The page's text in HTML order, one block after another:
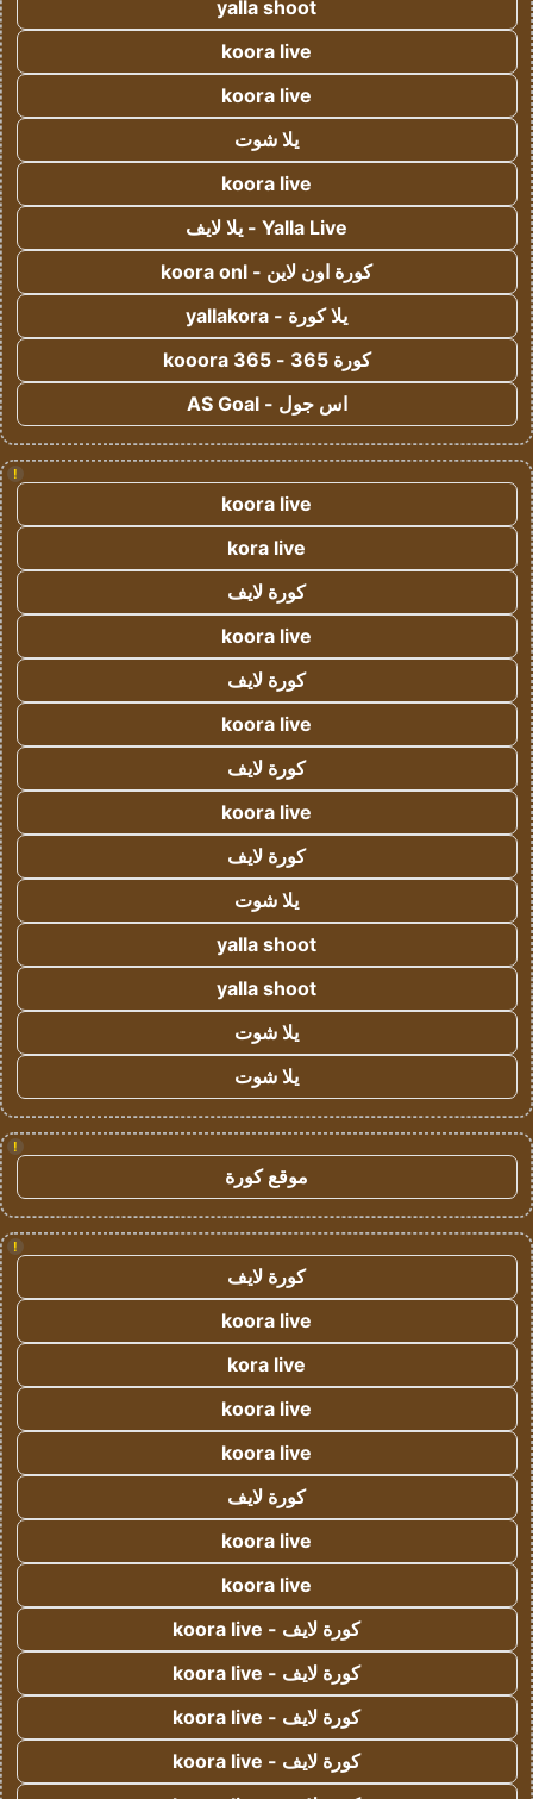
yalla shoot
koora live
koora live
يلا شوت
koora live
Yalla Live - يلا لايف
كورة اون لاين - koora onl
يلا كورة - yallakora
كورة 365 - kooora 365
اس جول - AS Goal
!
koora live
kora live
كورة لايف
koora live
كورة لايف
koora live
كورة لايف
koora live
كورة لايف
يلا شوت
yalla shoot
yalla shoot
يلا شوت
يلا شوت
!
موقع كورة
!
كورة لايف
koora live
kora live
koora live
koora live
كورة لايف
koora live
koora live
كورة لايف - koora live
كورة لايف - koora live
كورة لايف - koora live
كورة لايف - koora live